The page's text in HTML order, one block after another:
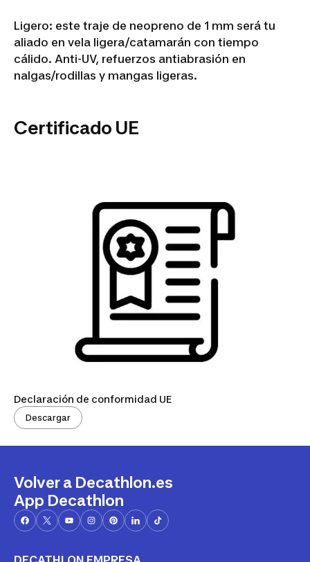
Ligero: este traje de neopreno de 1 mm será tu
aliado en vela ligera/catamarán con tiempo
cálido. Anti-UV, refuerzos antiabrasión en
nalgas/rodillas y mangas ligeras.
Certificado UE
Declaración de conformidad UE
Descargar
Volver a Decathlon.es
App Decathlon